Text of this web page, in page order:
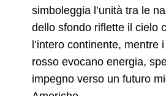
simboleggia l’unità tra le
dello sfondo riflette il cielo
l’intero continente, mentre
rosso evocano energia,
impegno verso un futuro